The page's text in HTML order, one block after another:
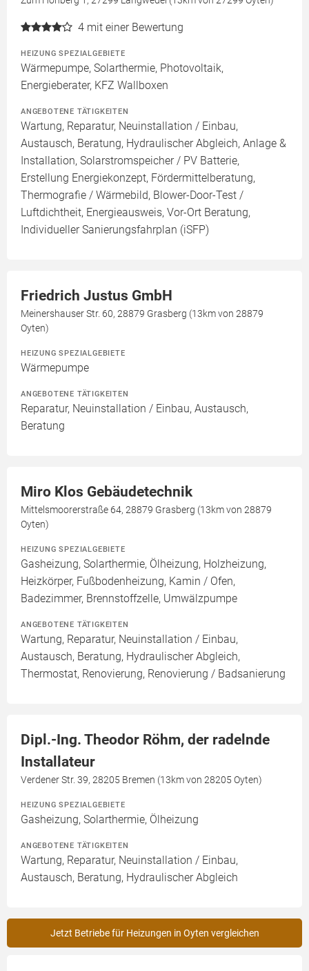
4 mit einer Bewertung
HEIZUNG SPEZIALGEBIETE
Wärmepumpe, Solarthermie, Photovoltaik,
Energieberater, KFZ Wallboxen
ANGEBOTENE TÄTIGKEITEN
Wartung, Reparatur, Neuinstallation / Einbau,
Austausch, Beratung, Hydraulischer Abgleich, Anlage &
Installation, Solarstromspeicher / PV Batterie,
Erstellung Energiekonzept, Fördermittelberatung,
Thermografie / Wärmebild, Blower-Door-Test /
Luftdichtheit, Energieausweis, Vor-Ort Beratung,
Individueller Sanierungsfahrplan (iSFP)
Friedrich Justus GmbH
Meinershauser Str. 60, 28879 Grasberg (13km von 28879
Oyten)
HEIZUNG SPEZIALGEBIETE
Wärmepumpe
ANGEBOTENE TÄTIGKEITEN
Reparatur, Neuinstallation / Einbau, Austausch,
Beratung
Miro Klos Gebäudetechnik
Mittelsmoorerstraße 64, 28879 Grasberg (13km von 28879
Oyten)
HEIZUNG SPEZIALGEBIETE
Gasheizung, Solarthermie, Ölheizung, Holzheizung,
Heizkörper, Fußbodenheizung, Kamin / Ofen,
Badezimmer, Brennstoffzelle, Umwälzpumpe
ANGEBOTENE TÄTIGKEITEN
Wartung, Reparatur, Neuinstallation / Einbau,
Austausch, Beratung, Hydraulischer Abgleich,
Thermostat, Renovierung, Renovierung / Badsanierung
Dipl.-Ing. Theodor Röhm, der radelnde
Installateur
Verdener Str. 39, 28205 Bremen (13km von 28205 Oyten)
HEIZUNG SPEZIALGEBIETE
Gasheizung, Solarthermie, Ölheizung
ANGEBOTENE TÄTIGKEITEN
Wartung, Reparatur, Neuinstallation / Einbau,
Austausch, Beratung, Hydraulischer Abgleich
Jetzt Betriebe für Heizungen in Oyten vergleichen